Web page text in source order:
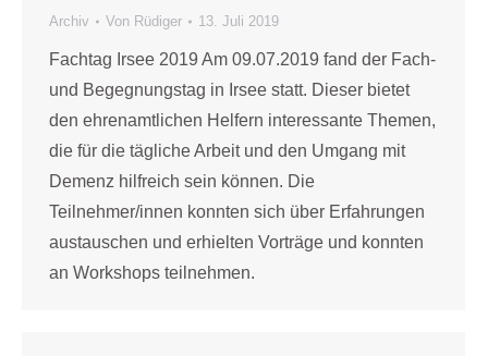
Archiv Von Rüdiger 13. Juli 2019
Fachtag Irsee 2019 Am 09.07.2019 fand der Fach-
und Begegnungstag in Irsee statt. Dieser bietet
den ehrenamtlichen Helfern interessante Themen,
die für die tägliche Arbeit und den Umgang mit
Demenz hilfreich sein können. Die
Teilnehmer/innen konnten sich über Erfahrungen
austauschen und erhielten Vorträge und konnten
an Workshops teilnehmen.